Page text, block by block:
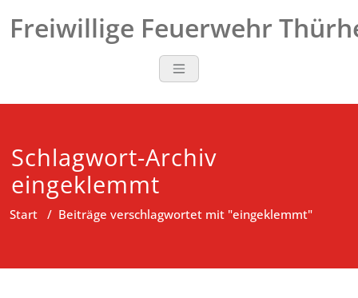
Inhalt
Freiwillige Feuerwehr
Schlagwort-Archiv
eingeklemmt
Start / Beiträge verschlagwortet mit "eingeklemmt"